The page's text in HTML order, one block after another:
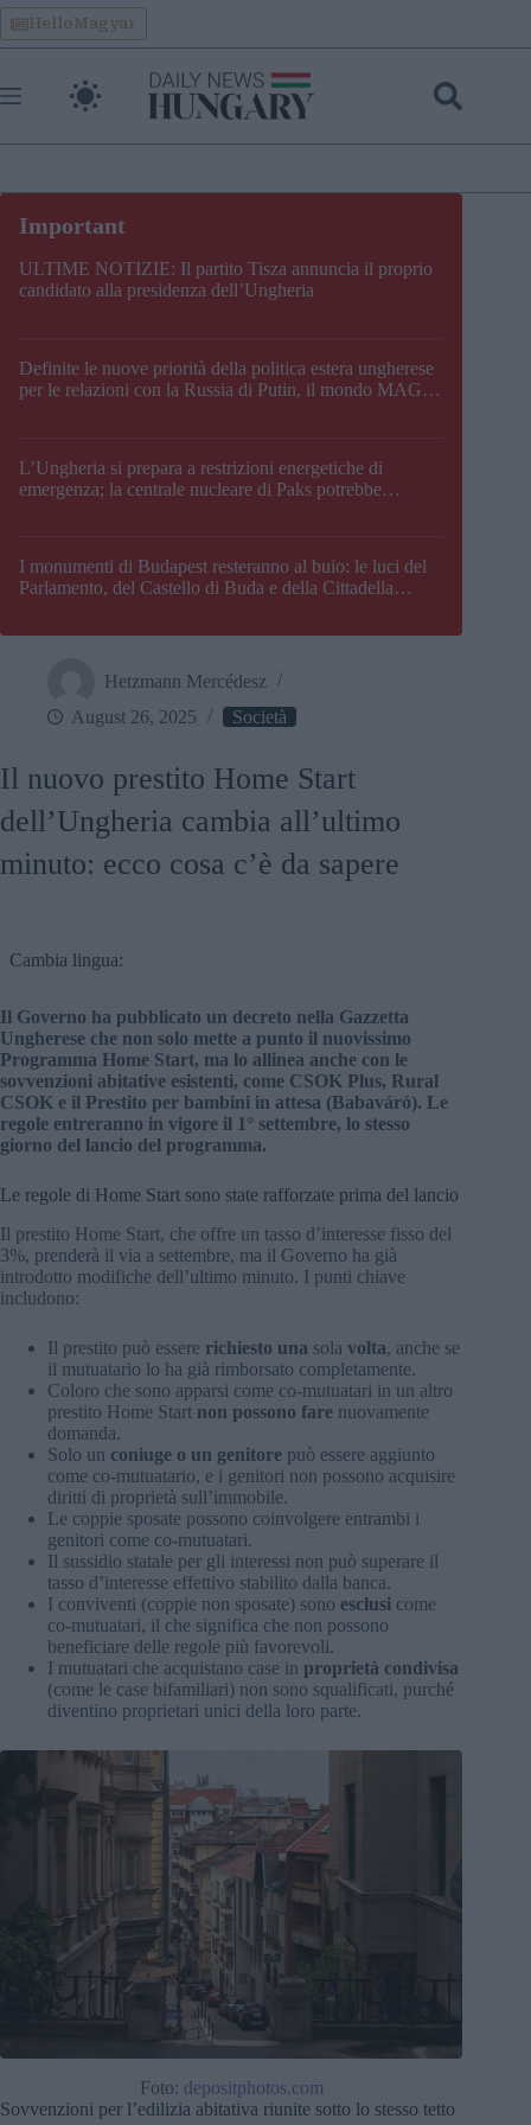
Skip
to
content
HelloMagyar
ULTIME NOTIZIE: Il partito Tisza annuncia il proprio
candidato alla presidenza dell’Ungheria
Definite le nuove priorità della politica estera ungherese
per le relazioni con la Russia di Putin, il mondo MAGA,
L’Ungheria si prepara a restrizioni energetiche di
emergenza; la centrale nucleare di Paks potrebbe
I monumenti di Budapest resteranno al buio: le luci del
Parlamento, del Castello di Buda e della Cittadella
Hetzmann Mercédesz
August 26, 2025
Società
Il nuovo prestito Home Start
dell’Ungheria cambia all’ultimo
minuto: ecco cosa c’è da sapere
Cambia lingua:
Il Governo ha pubblicato un decreto nella Gazzetta
Ungherese che non solo mette a punto il nuovissimo
Programma Home Start, ma lo allinea anche con le
sovvenzioni abitative esistenti, come CSOK Plus, Rural
CSOK e il Prestito per bambini in attesa (Babaváró). Le
regole entreranno in vigore il 1° settembre, lo stesso
giorno del lancio del programma.
Le regole di Home Start sono state rafforzate prima del lancio
Il prestito Home Start, che offre un tasso d’interesse fisso del
3%, prenderà il via a settembre, ma il Governo ha già
introdotto modifiche dell’ultimo minuto. I punti chiave
includono:
Il prestito può essere richiesto una sola volta, anche se
il mutuatario lo ha già rimborsato completamente.
Coloro che sono apparsi come co-mutuatari in un altro
prestito Home Start non possono fare nuovamente
domanda.
Solo un coniuge o un genitore può essere aggiunto
come co-mutuatario, e i genitori non possono acquisire
diritti di proprietà sull’immobile.
Le coppie sposate possono coinvolgere entrambi i
genitori come co-mutuatari.
Il sussidio statale per gli interessi non può superare il
tasso d’interesse effettivo stabilito dalla banca.
I conviventi (coppie non sposate) sono esclusi come
co-mutuatari, il che significa che non possono
beneficiare delle regole più favorevoli.
I mutuatari che acquistano case in proprietà condivisa
(come le case bifamiliari) non sono squalificati, purché
diventino proprietari unici della loro parte.
Foto: depositphotos.com
Sovvenzioni per l’edilizia abitativa riunite sotto lo stesso tetto